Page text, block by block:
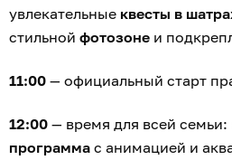
увлекательные квесты в
стильной фотозоне и
11:00 — официальный старт
12:00 — время для всей семьи:
программа с анимацией и